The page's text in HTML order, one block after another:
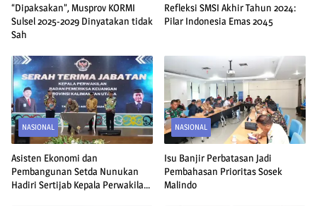
“Dipaksakan”, Musprov KORMI
Sulsel 2025-2029 Dinyatakan tidak
Sah
Refleksi SMSI Akhir Tahun 2024:
Pilar Indonesia Emas 2045
NASIONAL
Asisten Ekonomi dan
Pembangunan Setda Nunukan
Hadiri Sertijab Kepala Perwakilan
NASIONAL
Isu Banjir Perbatasan Jadi
Pembahasan Prioritas Sosek
Malindo